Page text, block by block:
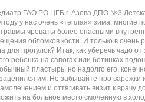
ГАО РО ЦГБ г. Азова ДПО №3
у нас очень «теплая» зима, многие
травмы чреваты более опасными
обломков кости. И только в
для прогулок? Итак, как уберечь
ребёнка на сапогах или ботинках
пластырь, но надолго его,
им. Не забывайте про
и оттягивать визит к
на больное место смоченную в